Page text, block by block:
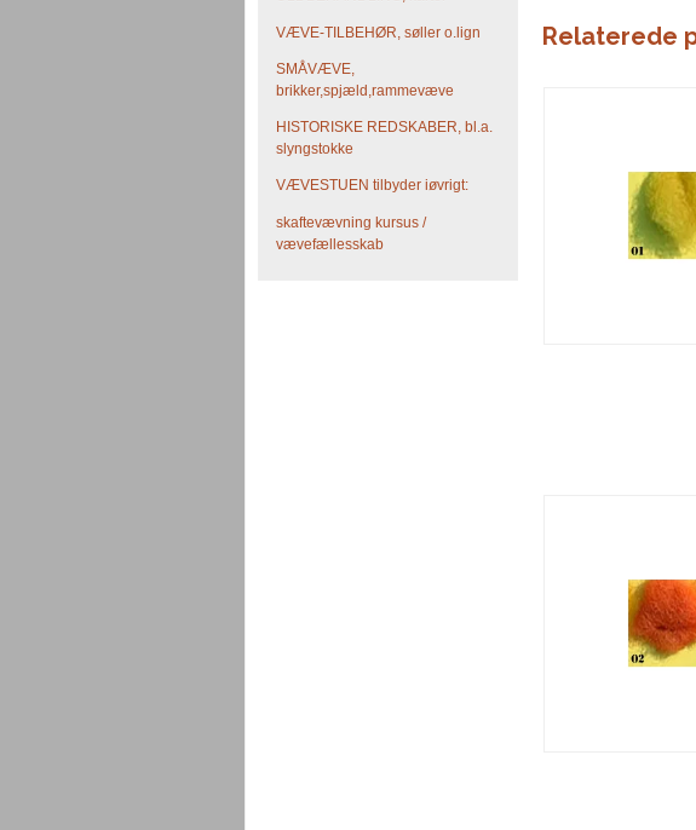
VÆVE-TILBEHØR, søller o.lign
SMÅVÆVE,
brikker,spjæld,rammevæve
HISTORISKE REDSKABER, bl.a.
slyngstokke
VÆVESTUEN tilbyder iøvrigt:
skaftevævning kursus /
vævefællesskab
Relaterede